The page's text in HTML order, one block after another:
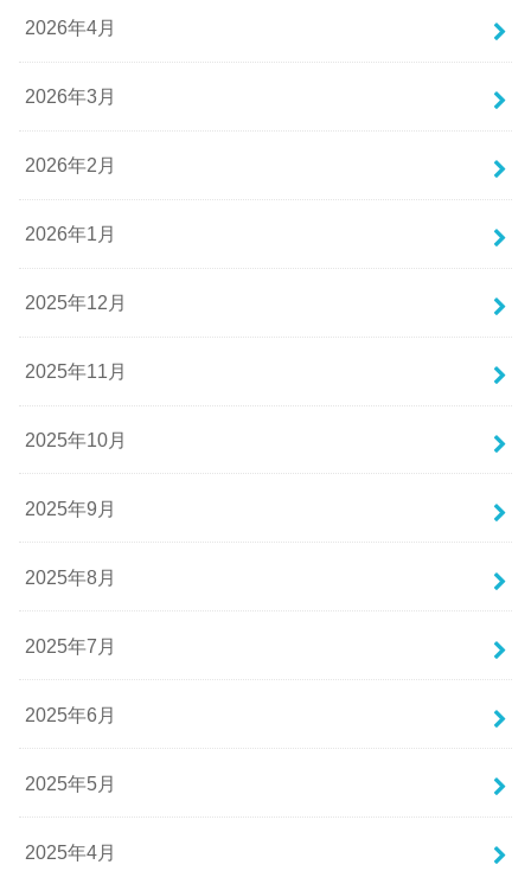
2026年4月
2026年3月
2026年2月
2026年1月
2025年12月
2025年11月
2025年10月
2025年9月
2025年8月
2025年7月
2025年6月
2025年5月
2025年4月